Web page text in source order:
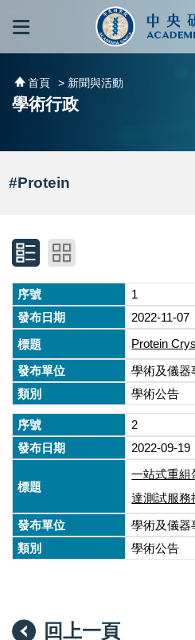
跳到主要內容區塊
首頁 > 新聞與活動
學術行政
#Protein
1
2022-11-07
Protein
學術及儀器
學術公告
2
2022-09-19
一站式重組
達測試服務
學術及儀器
學術公告
回上一頁